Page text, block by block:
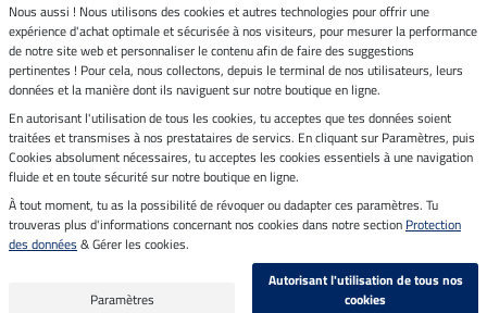
Livraison par
Paiement sécurisé
Mentions légales
Dernière actualisation le 07.08.2026 à 14:39
Tous les prix s'entendent TVA incluse et
frais de port en sus
Nous aussi ! Nous utilisons des cookies et autres technologies pour offrir une
expérience d'achat optimale et sécurisée à nos visiteurs, pour mesurer la performance
de notre site web et personnaliser le contenu afin de faire des suggestions
pertinentes ! Pour cela, nous collectons, depuis le terminal de nos utilisateurs, leurs
données et la manière dont ils naviguent sur notre boutique en ligne.
En autorisant l'utilisation de tous les cookies, tu acceptes que tes données soient
traitées et transmises à nos prestataires de servics. En cliquant sur Paramètres, puis
Cookies absolument nécessaires, tu acceptes les cookies essentiels à une navigation
fluide et en toute sécurité sur notre boutique en ligne.
À tout moment, tu as la possibilité de révoquer ou dadapter ces paramètres. Tu
trouveras plus d'informations concernant nos cookies dans notre section Protection
des données & Gérer les cookies.
Paramètres
Autorisant l'utilisation de tous nos
cookies